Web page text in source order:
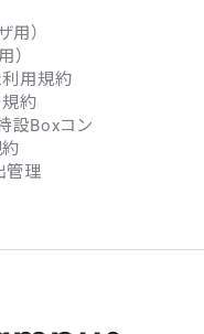
用）
）
用規約
約
設Boxコン
管理